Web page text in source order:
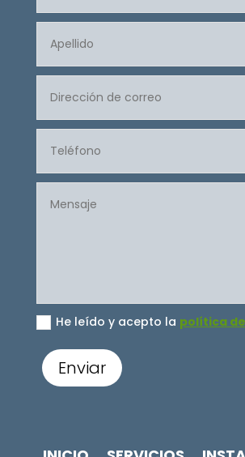
He leído y acepto la política
Enviar